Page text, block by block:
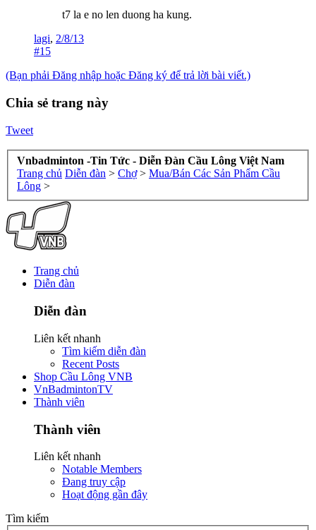
t7 la e no len duong ha kung.
lagi, 2/8/13
#15
(Bạn phải Đăng nhập hoặc Đăng ký để trả lời bài viết.)
Chia sẻ trang này
Tweet
Vnbadminton -Tin Tức - Diễn Đàn Cầu Lông Việt Nam
Trang chủ Diễn đàn > Chợ > Mua/Bán Các Sản Phẩm Cầu
Lông >
Trang chủ
Diễn đàn
Diễn đàn
Liên kết nhanh
Tìm kiếm diễn đàn
Recent Posts
Shop Cầu Lông VNB
VnBadmintonTV
Thành viên
Thành viên
Liên kết nhanh
Notable Members
Đang truy cập
Hoạt động gần đây
Tìm kiếm